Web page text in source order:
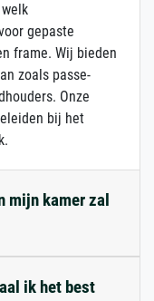
gepaste
frame. Wij bieden
zoals passe-
Onze
bij het
mijn kamer zal
ik het best